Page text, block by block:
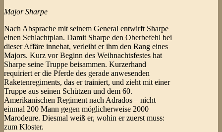
Major Sharpe
Nach Absprache mit seinem General entwirft Sharpe
einen Schlachtplan. Damit Sharpe den Oberbefehl bei
dieser Affäre innehat, verleiht er ihm den Rang eines
Majors. Kurz vor Beginn des Weihnachtsfestes hat
Sharpe seine Truppe beisammen. Kurzerhand
requiriert er die Pferde des gerade anwesenden
Raketenregiments, das er trainiert, und zieht mit einer
Truppe aus seinen Schützen und dem 60.
Amerikanischen Regiment nach Adrados – nicht
einmal 200 Mann gegen möglicherweise 2000
Marodeure. Diesmal weiß er, wohin er zuerst muss:
zum Kloster.